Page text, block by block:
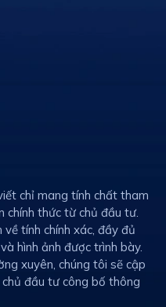
chỉ mang tính chất tham
chính thức từ chủ đầu tư.
tính chính xác, đầy đủ
hình ảnh được trình bày.
xuyên, chúng tôi sẽ cập
đầu tư công bố thông